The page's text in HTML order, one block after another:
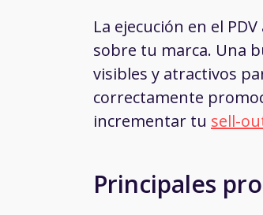
La ejecución en el
sobre tu marca. Una
visibles y atractivos
correctamente
incrementar tu sell-
Principales